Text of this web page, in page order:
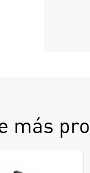
más